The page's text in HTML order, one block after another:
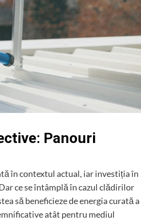
Panouri
în contextul actual, iar investiția în
ce se întâmplă în cazul clădirilor
să beneficieze de energia curată a
atât pentru mediul